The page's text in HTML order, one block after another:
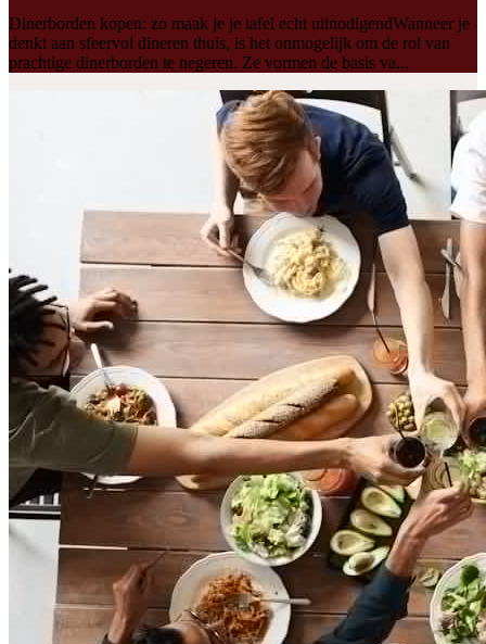
Dinerborden kopen: zo maak je je tafel echt uitnodigendWanneer je
denkt aan sfeervol dineren thuis, is het onmogelijk om de rol van
prachtige dinerborden te negeren. Ze vormen de basis va...